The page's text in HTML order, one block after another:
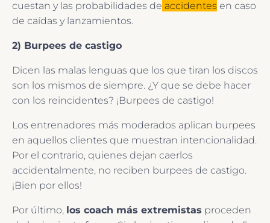
cuestan y las probabilidades de accidentes en caso
de caídas y lanzamientos.
2) Burpees de castigo
Dicen las malas lenguas que los que tiran los discos
son los mismos de siempre. ¿Y que se debe hacer
con los reincidentes? ¡Burpees de castigo!
Los entrenadores más moderados aplican burpees
en aquellos clientes que muestran intencionalidad.
Por el contrario, quienes dejan caerlos
accidentalmente, no reciben burpees de castigo.
¡Bien por ellos!
Por último, los coach más extremistas proceden